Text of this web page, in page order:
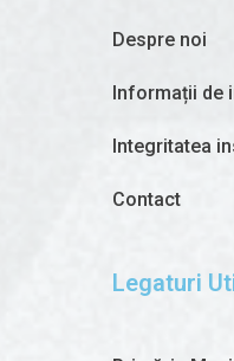
Despre noi
Informații de
Integritatea
Contact
Legaturi